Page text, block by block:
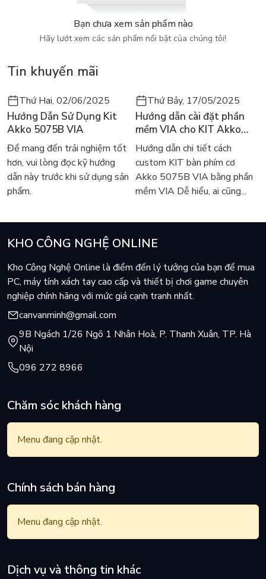
Bạn chưa xem sản phẩm nào
Hãy lướt xem các sản phẩm nổi bật của chúng tôi!
Tin khuyến mãi
Thứ Hai, 02/06/2025
Hướng Dẫn Sử Dụng Kit
Akko 5075B VIA
Để mang đến trải nghiệm tốt
hơn, vui lòng đọc kỹ hướng
dẫn này trước khi sử dụng sản
phẩm.
Thứ Bảy, 17/05/2025
Hướng dẫn cài đặt phần
mềm VIA cho KIT Akko
5075B VIA
Hướng dẫn chi tiết cách
custom KIT bàn phím cơ
Akko 5075B VIA bằng phần
mềm VIA Dễ hiểu, ai cũng...
KHO CÔNG NGHỆ ONLINE
Kho Công Nghệ Online là điểm đến lý tưởng của bạn để mua
PC, máy tính xách tay cao cấp và thiết bị chơi game chuyên
nghiệp chính hãng với mức giá cạnh tranh nhất.
canvanminh@gmail.com
9B Ngách 1/26 Ngõ 1 Nhân Hoà, P. Thanh Xuân, TP. Hà
Nội
096 272 8966
Chăm sóc khách hàng
Menu đang cập nhật.
Chính sách bán hàng
Menu đang cập nhật.
Dịch vụ và thông tin khác